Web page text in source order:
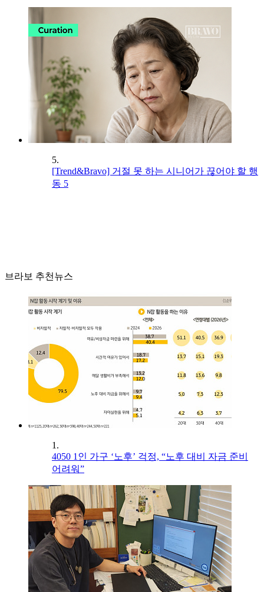
5.
[Trend&Bravo] 거절 못 하는 시니어가 끊어야 할 행
동 5
브라보 추천뉴스
1.
4050 1인 가구 ‘노후’ 걱정, “노후 대비 자금 준비
어려워”